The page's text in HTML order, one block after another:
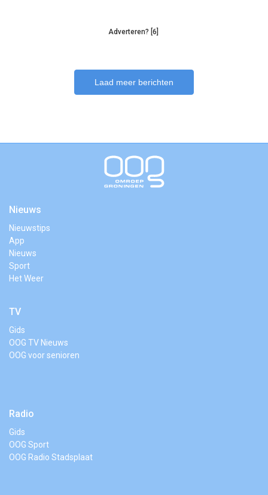
Adverteren? [6]
Laad meer berichten
Nieuws
Nieuwstips
App
Nieuws
Sport
Het Weer
TV
Gids
OOG TV Nieuws
OOG voor senioren
Radio
Gids
OOG Sport
OOG Radio Stadsplaat